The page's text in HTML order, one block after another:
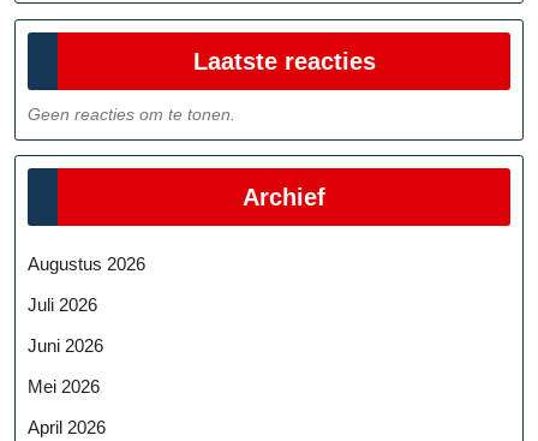
Laatste reacties
Geen reacties om te tonen.
Archief
Augustus 2026
Juli 2026
Juni 2026
Mei 2026
April 2026